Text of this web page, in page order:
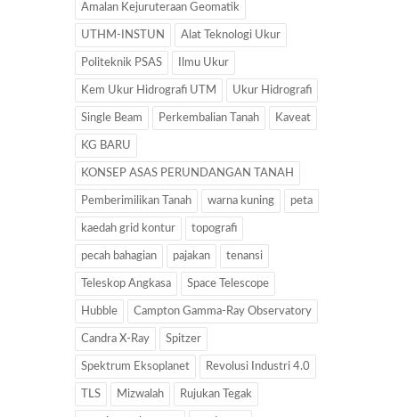
Amalan Kejuruteraan Geomatik
UTHM-INSTUN Alat Teknologi Ukur
Politeknik PSAS Ilmu Ukur
Kem Ukur Hidrografi UTM Ukur Hidrografi
Single Beam Perkembalian Tanah Kaveat
KG BARU
KONSEP ASAS PERUNDANGAN TANAH
Pemberimilikan Tanah warna kuning peta
kaedah grid kontur topografi
pecah bahagian pajakan tenansi
Teleskop Angkasa Space Telescope
Hubble Campton Gamma-Ray Observatory
Candra X-Ray Spitzer
Spektrum Eksoplanet Revolusi Industri 4.0
TLS Mizwalah Rujukan Tegak